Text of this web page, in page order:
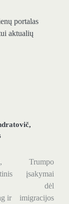
portalas
aktualių
,
ir
Trumpo
įsakymai
dėl
imigracijos